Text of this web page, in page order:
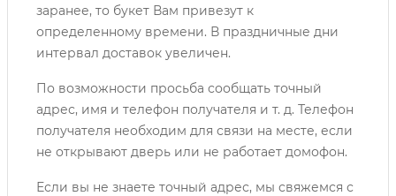
заранее, то букет Вам привезут к
определенному времени. В праздничные дни
интервал доставок увеличен.
По возможности просьба сообщать точный
адрес, имя и телефон получателя и т. д. Телефон
получателя необходим для связи на месте, если
не открывают дверь или не работает домофон.
Если вы не знаете точный адрес, мы свяжемся с